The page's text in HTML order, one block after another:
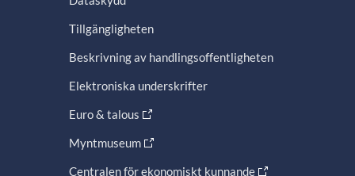
Tillgängligheten
Beskrivning av handlingsoffentligheten
Elektroniska underskrifter
Euro & talous
Myntmuseum
Centralen för ekonomiskt kunnande